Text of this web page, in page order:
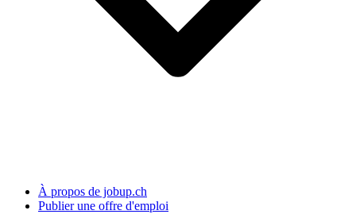
À propos de jobup.ch
Publier une offre d'emploi